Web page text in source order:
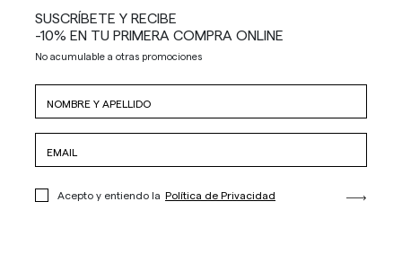
SUSCRÍBETE Y RECIBE
-10% EN TU PRIMERA COMPRA ONLINE
No acumulable a otras promociones
Acepto y entiendo la Política de Privacidad